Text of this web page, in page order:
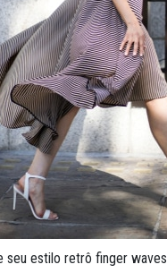
seu estilo retrô finger waves